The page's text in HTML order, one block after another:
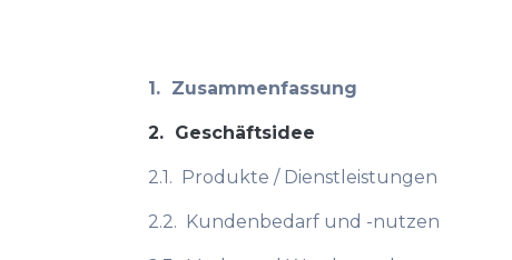
1. Zusammenfassung
2. Geschäftsidee
2.1. Produkte / Dienstleistungen
2.2. Kundenbedarf und -nutzen